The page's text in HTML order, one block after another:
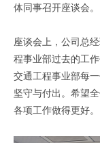
体同事召开座谈会。
座谈会上，公司总
程事业部过去的工
交通工程事业部每
坚守与付出。希望
各项工作做得更好。